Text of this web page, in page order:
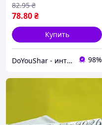
78.80₴
82.95 ₴
Купить
DoYouShar - интернет-магазин товаров для праздника 98%